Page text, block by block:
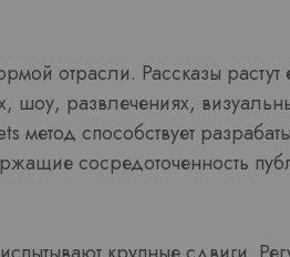
отрасли. Рассказы
развлечениях,
метод способствует
сосредоточенность